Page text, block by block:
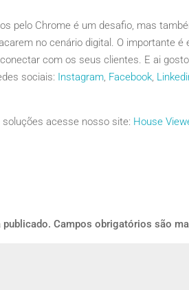
pelo Chrome é um desafio, mas
no cenário digital. O importante
com os seus clientes. E ai
sociais: Instagram, Facebook,
acesse nosso site: House
publicado. Campos obrigatórios são